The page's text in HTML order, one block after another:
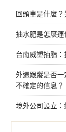
回頭車是什麼
抽水肥是怎麼
台南威塑抽脂
外遇跟蹤是否
不確定的信息？
境外公司設立：